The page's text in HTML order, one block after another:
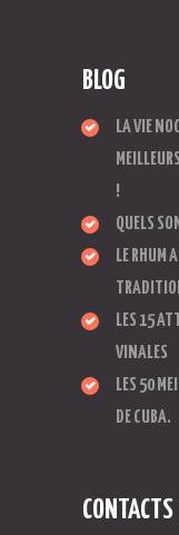
BLOG
LA VIE
!
QUELS
LE RHUM
LES 15
VINALES
LES 50
DE CUBA.
CONTACTS